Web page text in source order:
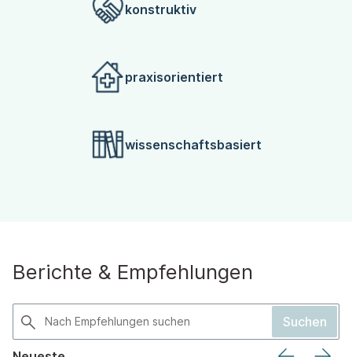
konstruktiv
praxisorientiert
wissenschaftsbasiert
Berichte & Empfehlungen